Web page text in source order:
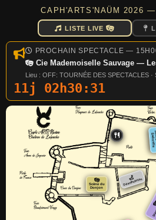
CAPH'ARTS'NAÜM 2026
LISTE LIVE
PROCHAIN SPECTACLE —
Cie Mademoiselle Sauvage —
Lieu : OFF: TOURNÉE DES SPECTACLES
11j 02h30:30
c
S
lle
Scène du
Donjon
Déambulation